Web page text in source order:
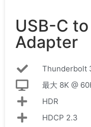
USB-C to
Adapter
Thunderbolt
最大 8K @
HDR
HDCP 2.3